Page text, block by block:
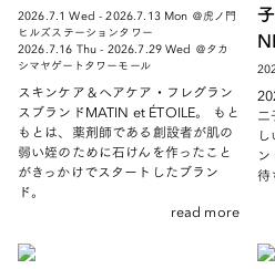
2026.7.1 Wed - 2026.7.13 Mon ＠虎ノ門
ヒルズステーションタワー
2026.7.16 Thu - 2026.7.29 Wed ＠タカ
シマヤゲートタワーモール
スキンケア＆ヘアケア・フレグラン
スブランドMATIN et ÉTOILE。 もと
もとは、薬剤師である創設者が肌の
弱い姪のために石けんを作ったこと
がきっかけでスタートしたブラン
ド。
read more
待